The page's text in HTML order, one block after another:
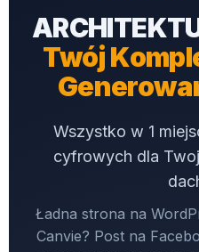
Twój
Wszystko w 1
cyfrowych dla
Ładna strona na
Canvie? Post na